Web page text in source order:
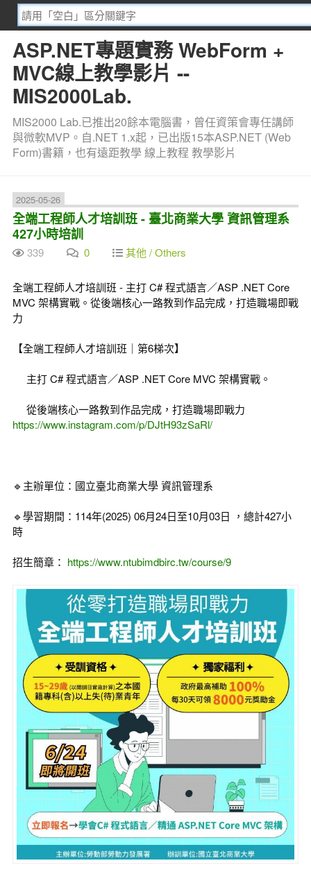
ASP.NET專題實務 WebForm +
MVC線上教學影片 --
MIS2000Lab.
MIS2000 Lab.已推出20餘本電腦書，曾任資策會專任講師
與微軟MVP。自.NET 1.x起，已出版15本ASP.NET (Web
Form)書籍，也有遠距教學 線上教程 教學影片
2025-05-26
全端工程師人才培訓班 - 臺北商業大學 資訊管理系
427小時培訓
339 0 其他 / Others
全端工程師人才培訓班 - 主打 C# 程式語言／ASP .NET Core
MVC 架構實戰。從後端核心一路教到作品完成，打造職場即戰
力
【全端工程師人才培訓班｜第6梯次】
主打 C# 程式語言／ASP .NET Core MVC 架構實戰。
從後端核心一路教到作品完成，打造職場即戰力
https://www.instagram.com/p/DJtH93zSaRl/
🔹主辦單位：國立臺北商業大學 資訊管理系
🔹學習期間：114年(2025) 06月24日至10月03日 ，總計427小
時
招生簡章： https://www.ntubimdbirc.tw/course/9